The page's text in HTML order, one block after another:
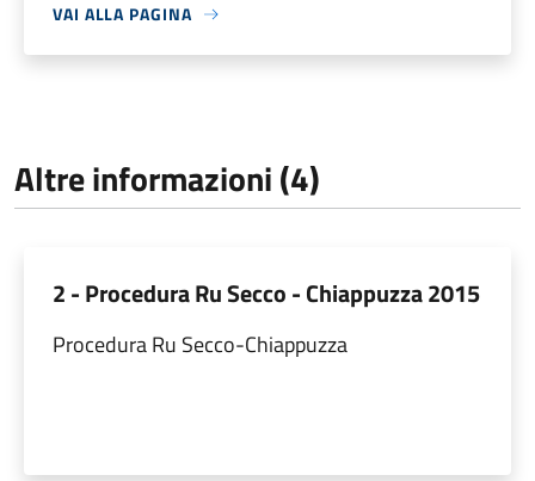
VAI ALLA PAGINA
Altre informazioni (4)
2 - Procedura Ru Secco - Chiappuzza 2015
Procedura Ru Secco-Chiappuzza